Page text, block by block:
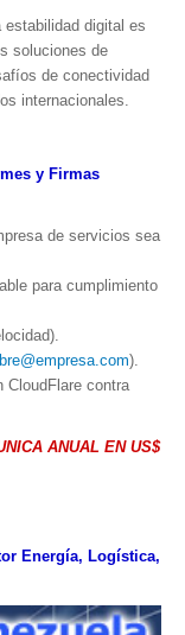
estabilidad digital es
soluciones de
de conectividad
internacionales.
y Firmas
de servicios sea
para cumplimiento
).
CloudFlare contra
ANUAL EN US$
Energía, Logística,